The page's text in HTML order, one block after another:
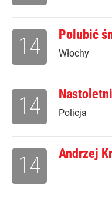
Polubić
Włochy
14
Policja
14
Andrzej
14